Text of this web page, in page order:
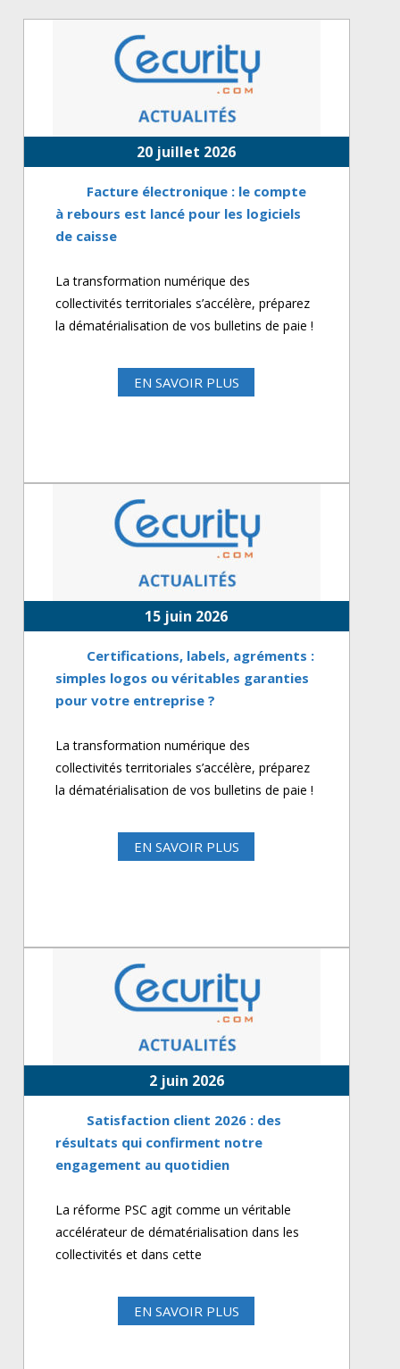
20 juillet 2026
Facture électronique : le compte
à rebours est lancé pour les logiciels
de caisse
La transformation numérique des
collectivités territoriales s’accélère, préparez
la dématérialisation de vos bulletins de paie !
EN SAVOIR PLUS
15 juin 2026
Certifications, labels, agréments :
simples logos ou véritables garanties
pour votre entreprise ?
La transformation numérique des
collectivités territoriales s’accélère, préparez
la dématérialisation de vos bulletins de paie !
EN SAVOIR PLUS
2 juin 2026
Satisfaction client 2026 : des
résultats qui confirment notre
engagement au quotidien
La réforme PSC agit comme un véritable
accélérateur de dématérialisation dans les
collectivités et dans cette
EN SAVOIR PLUS